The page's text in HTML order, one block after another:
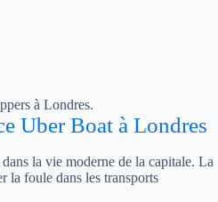
à Londres.
Uber Boat à Londres
la vie moderne de la capitale. La
la foule dans les transports